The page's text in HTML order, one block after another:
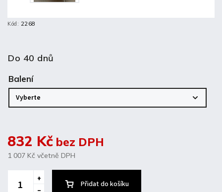
Kód: 2268
Do 40 dnů
832 Kč bez DPH
1 007 Kč včetně DPH
Přidat do košíku
Balení